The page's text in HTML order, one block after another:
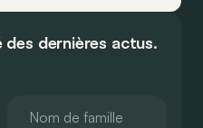
des dernières actus.